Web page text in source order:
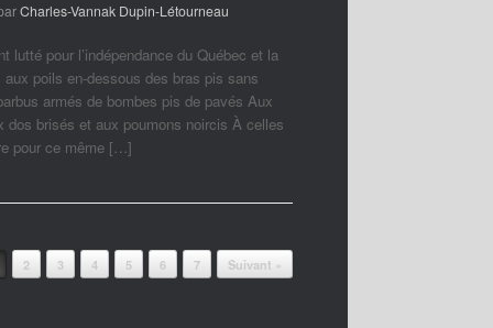
Charles-Vannak Dupin-Létourneau
lutté pour l’indépendance du Québec et la
poils en-dessous des bras pis sans
armés de bombes pis de pavés Aux
dos brisés et aux poumons noircis À celles
pour ce même […]
2 3 4 5 6 7 Suivant »